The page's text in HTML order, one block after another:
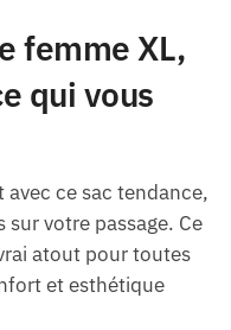
femme XL,
qui vous
ce sac tendance,
votre passage. Ce
atout pour toutes
et esthétique